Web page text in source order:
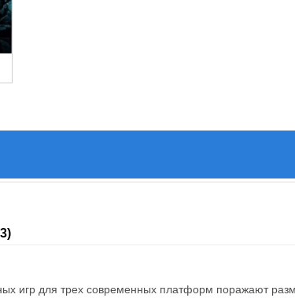
игр для трех современных платформ поражают